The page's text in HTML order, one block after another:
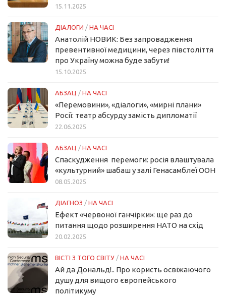
15.11.2025
ДІАЛОГИ / НА ЧАСІ
Анатолій НОВИК: Без запровадження
превентивної медицини, через півстоліття
про Україну можна буде забути!
15.10.2025
АБЗАЦ / НА ЧАСІ
«Перемовини», «діалоги», «мирні плани»
Росії: театр абсурду замість дипломатії
22.06.2025
АБЗАЦ / НА ЧАСІ
Спаскудження перемоги: росія влаштувала
«культурний» шабаш у залі Генасамблеї ООН
08.05.2025
ДІАГНОЗ / НА ЧАСІ
Ефект «червоної ганчірки»: ще раз до
питання щодо розширення НАТО на схід
20.02.2025
ВІСТІ З ТОГО СВІТУ / НА ЧАСІ
Ай да Дональд!.. Про користь освіжаючого
душу для вищого європейського
політикуму